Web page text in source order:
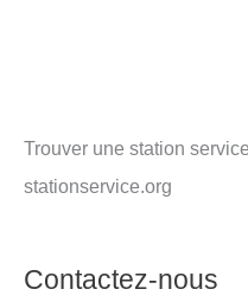
Trouver une station
stationservice.org
Contactez-nous